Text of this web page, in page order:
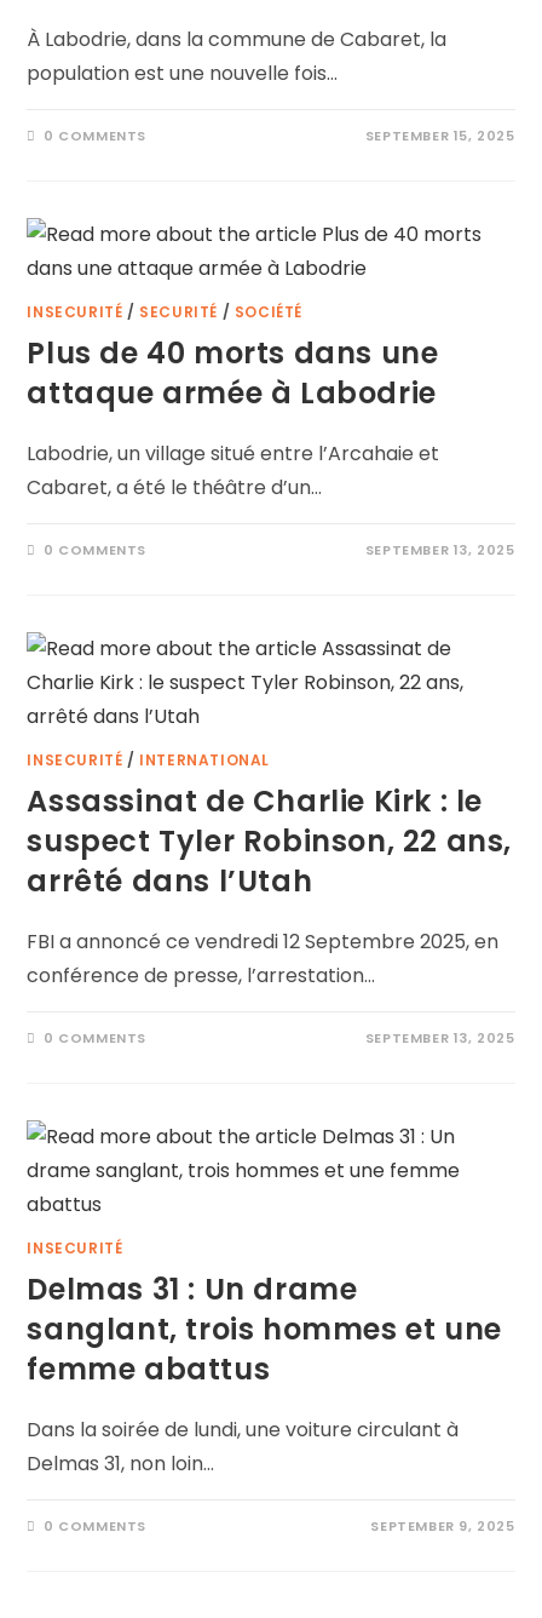
À Labodrie, dans la commune de Cabaret, la
population est une nouvelle fois…
0 COMMENTS SEPTEMBER 15, 2025
INSECURITÉ / SECURITÉ / SOCIÉTÉ
Plus de 40 morts dans une
attaque armée à Labodrie
Labodrie, un village situé entre l’Arcahaie et
Cabaret, a été le théâtre d’un…
0 COMMENTS SEPTEMBER 13, 2025
INSECURITÉ / INTERNATIONAL
Assassinat de Charlie Kirk : le
suspect Tyler Robinson, 22 ans,
arrêté dans l’Utah
FBI a annoncé ce vendredi 12 Septembre 2025, en
conférence de presse, l’arrestation…
0 COMMENTS SEPTEMBER 13, 2025
INSECURITÉ
Delmas 31 : Un drame
sanglant, trois hommes et une
femme abattus
Dans la soirée de lundi, une voiture circulant à
Delmas 31, non loin…
0 COMMENTS SEPTEMBER 9, 2025